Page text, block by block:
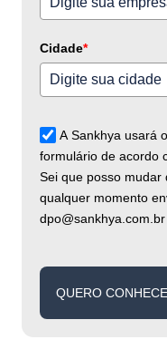
Cidade*
A Sankhya usará
formulário de acordo
Sei que posso mudar
qualquer momento
dpo@sankhya.com.br
QUERO